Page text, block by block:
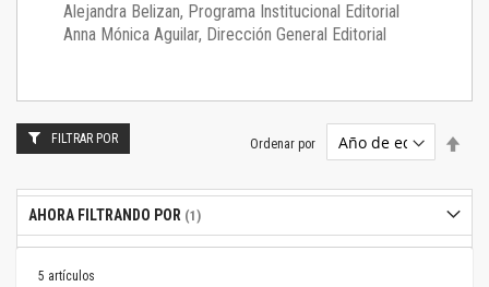
Alejandra Belizan, Programa Institucional Editorial
Anna Mónica Aguilar, Dirección General Editorial
5 artículos
Ordenar por
FILTRAR POR
AHORA FILTRANDO POR